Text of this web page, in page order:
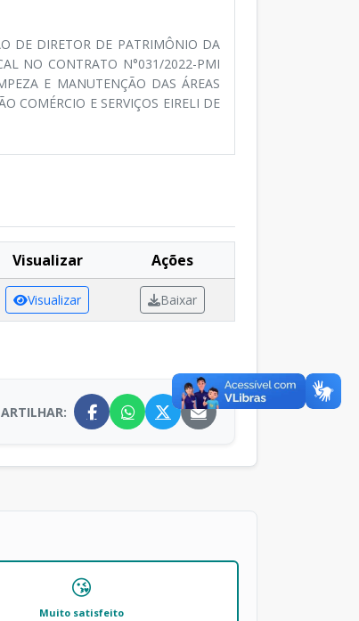
DE DIRETOR DE PATRIMÔNIO DA
NO CONTRATO N°031/2022-PMI
E MANUTENÇÃO DAS ÁREAS
COMÉRCIO E SERVIÇOS EIRELI DE
Visualizar
Ações
Visualizar Baixar
😘
Muito satisfeito